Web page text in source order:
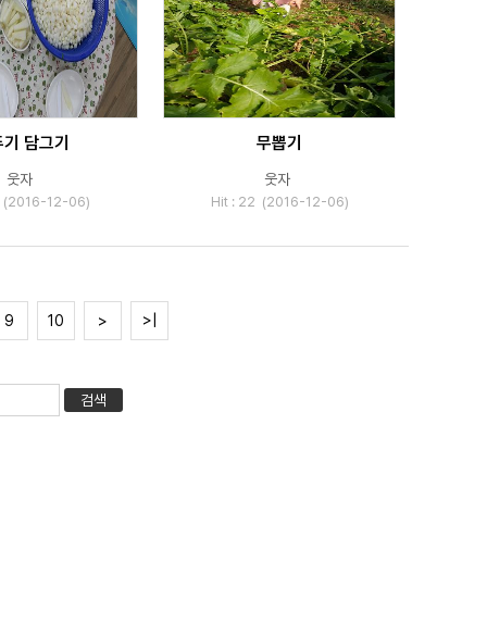
담그기
웃자
(2016-12-06)
무뽑기
웃자
Hit : 22 (2016-12-06)
9 10 > >|
검색